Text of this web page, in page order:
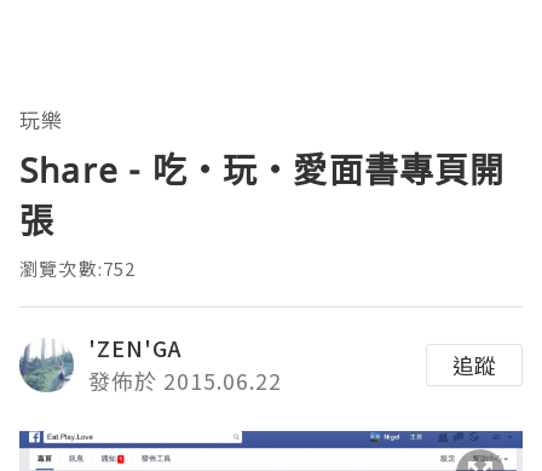
玩樂
Share - 吃・玩・愛面書專頁開
張
瀏覽次數:752
'ZEN'GA
發佈於 2015.06.22
追蹤